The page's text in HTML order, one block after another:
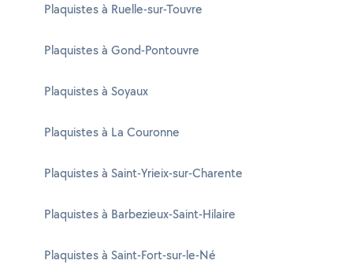
Plaquistes à Ruelle-sur-Touvre
Plaquistes à Gond-Pontouvre
Plaquistes à Soyaux
Plaquistes à La Couronne
Plaquistes à Saint-Yrieix-sur-Charente
Plaquistes à Barbezieux-Saint-Hilaire
Plaquistes à Saint-Fort-sur-le-Né